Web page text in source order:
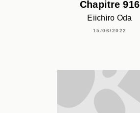
Chapitre 916
Eiichiro Oda
15/06/2022